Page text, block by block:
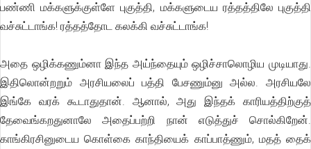
பண்ணி மக்களுக்குள்ளே புகுத்தி, மக்களுடைய ரத்தத்திலே புகுத்தி
வச்சுட்டாங்க! ரத்தத்தோட கலக்கி வச்சுட்டாங்க!
அதை ஒழிக்கணும்னா இந்த அய்ந்தையும் ஒழிச்சாலொழிய முடியாது.
இதிலொன்றறும் அரசியலைப் பத்தி பேசணும்னு அல்ல. அரசியலே
இங்கே வரக் கூடாதுதான். ஆனால், அது இந்தக் காரியத்திற்குத்
தேவைங்கறதுனாலே அதைப்பற்றி நான் எடுத்துச் சொல்கிறேன்.
காங்கிரசினுடைய கொள்கை காந்தியைக் காப்பாத்ணும், மதத் தைக்